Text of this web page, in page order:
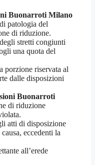
Buonarroti Milano
patologia del
di riduzione.
stretti congiunti
una quota del
porzione riservata al
dalle disposizioni
Buonarroti
di riduzione
atti di disposizione
eccedenti la
all’erede